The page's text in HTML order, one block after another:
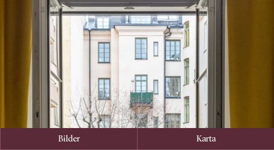
Bilder Karta